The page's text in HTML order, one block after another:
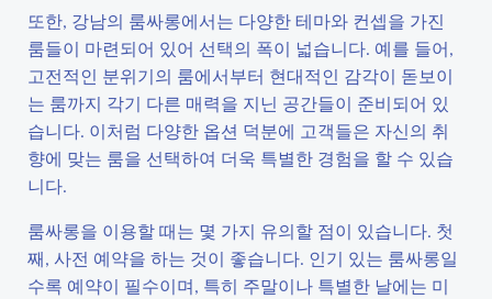
또한, 강남의 룸싸롱에서는 다양한 테마와 컨셉을 가진
룸들이 마련되어 있어 선택의 폭이 넓습니다. 예를 들어,
고전적인 분위기의 룸에서부터 현대적인 감각이 돋보이
는 룸까지 각기 다른 매력을 지닌 공간들이 준비되어 있
습니다. 이처럼 다양한 옵션 덕분에 고객들은 자신의 취
향에 맞는 룸을 선택하여 더욱 특별한 경험을 할 수 있습
니다.
룸싸롱을 이용할 때는 몇 가지 유의할 점이 있습니다. 첫
째, 사전 예약을 하는 것이 좋습니다. 인기 있는 룸싸롱일
수록 예약이 필수이며, 특히 주말이나 특별한 날에는 미